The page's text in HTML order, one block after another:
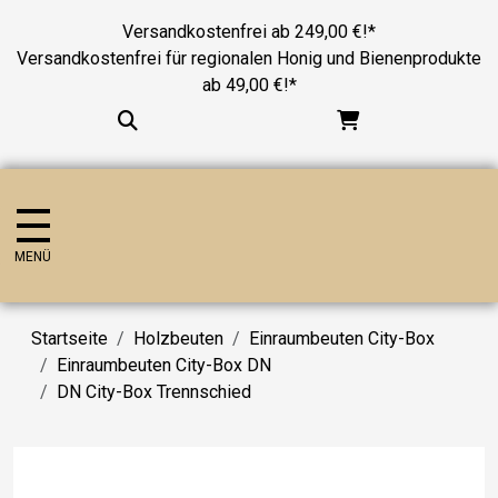
Versandkostenfrei ab 249,00 €!*
Versandkostenfrei für regionalen Honig und Bienenprodukte
ab 49,00 €!*
MENÜ
Startseite Holzbeuten
Einraumbeuten City-Box
Einraumbeuten City-Box DN
DN City-Box Trennschied